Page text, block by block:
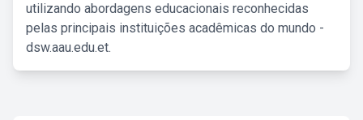
utilizando abordagens educacionais reconhecidas
pelas principais instituições acadêmicas do mundo -
dsw.aau.edu.et.